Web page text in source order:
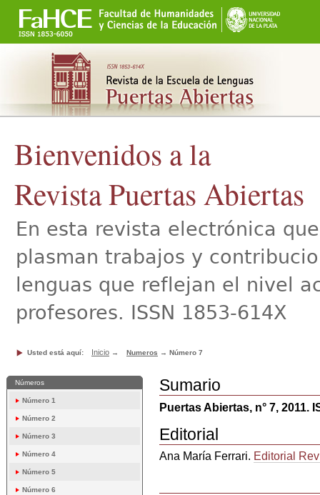
navegación
Bienvenidos a la
Revista Puertas Abiertas
En esta revista electrónica
plasman trabajos y
lenguas que reflejan el nivel
profesores. ISSN 1853-614X
Usted está aquí: Inicio → Numeros → Número 7
Números
Número 1
Número 2
Número 3
Número 4
Número 5
Número 6
Sumario
Puertas Abiertas, n° 7, 2011.
Editorial
Ana María Ferrari. Editorial